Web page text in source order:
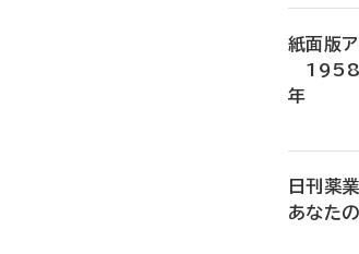
紙面版
1958
年
日刊薬
あなた